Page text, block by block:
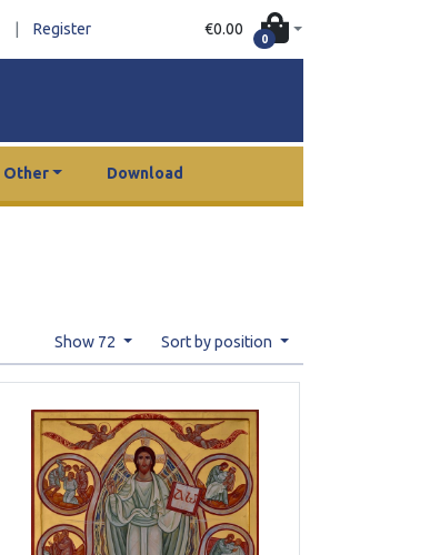
Register €0.00
0
Other Download
Show 72 Sort by position